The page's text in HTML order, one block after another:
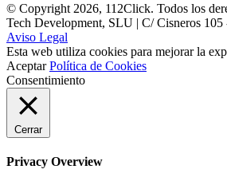
© Copyright 2026, 112Click. Todos los
Tech Development, SLU | C/ Cisneros 105
Aviso Legal
Esta web utiliza cookies para mejorar la
Aceptar Política de Cookies
Consentimiento
Cerrar
Privacy Overview